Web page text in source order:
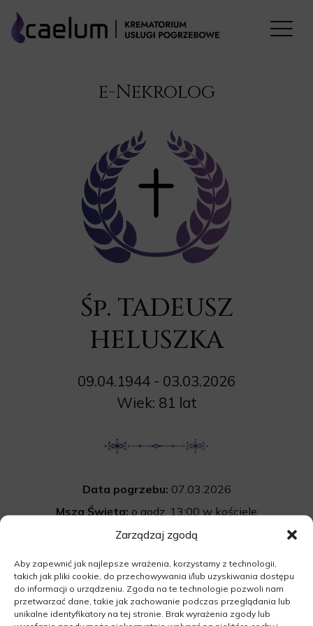
Zarządzaj zgodą
Aby zapewnić jak najlepsze wrażenia, korzystamy z technologii,
takich jak pliki cookie, do przechowywania i/lub uzyskiwania dostępu
do informacji o urządzeniu. Zgoda na te technologie pozwoli nam
przetwarzać dane, takie jak zachowanie podczas przeglądania lub
unikalne identyfikatory na tej stronie. Brak wyrażenia zgody lub
e-Nekrolog
Śp. TADEUSZ
HELUSZKA
09.04.1944 - 03.03.2026
Wiek: 81 lat
Data pogrzebu: 07.03.2026
Msza Święta: o godz. 13:00 w kościele
pw. NMP Królowej Polski w Świebodzinie
Wyprowadzenie do grobu o godz.14:00
Cmentarz:komunalny w Świebodzinie
Łęgowska 6, 66-200 Świebodzin